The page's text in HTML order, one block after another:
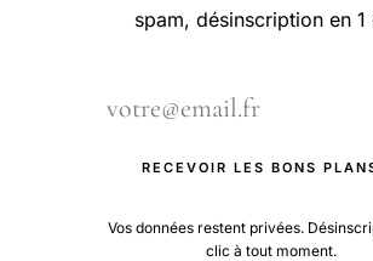
spam, désinscription en 1
RECEVOIR LES BONS
Vos données restent privées.
clic à tout moment.